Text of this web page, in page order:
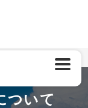
ついて